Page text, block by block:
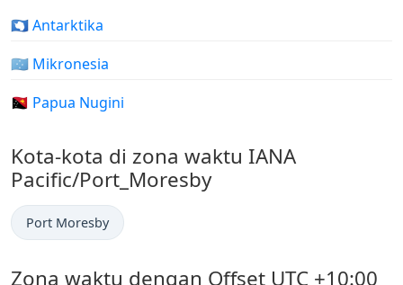
🇦🇶 Antarktika
🇫🇲 Mikronesia
🇵🇬 Papua Nugini
Kota-kota di zona waktu IANA
Pacific/Port_Moresby
Port Moresby
Zona waktu dengan Offset UTC +10:00